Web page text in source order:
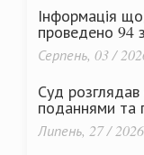
Інформація
проведено 94
Серпень, 03 /
Суд розглядав
поданнями та
Липень, 27 / 2026